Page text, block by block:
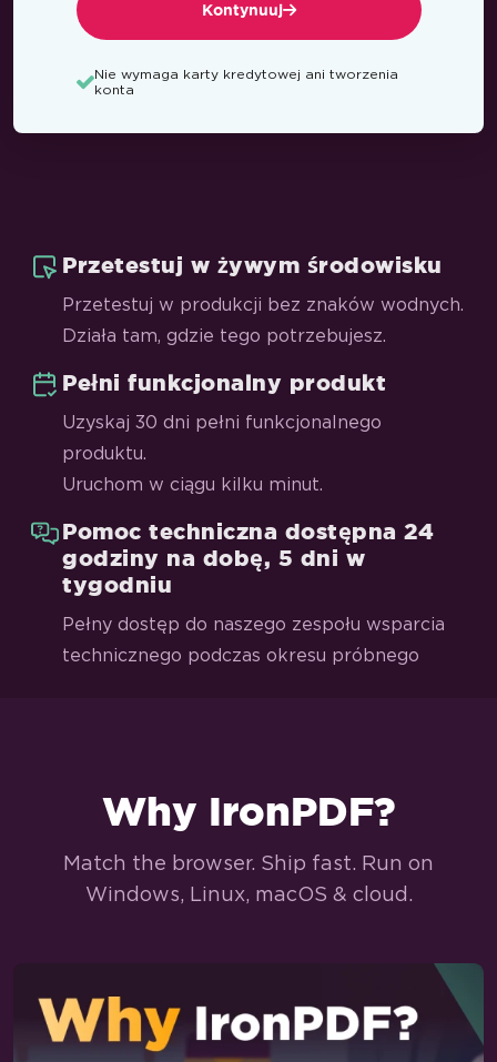
Kontynuuj
Nie wymaga karty kredytowej ani tworzenia
konta
Przetestuj w żywym środowisku
Przetestuj w produkcji bez znaków wodnych.
Działa tam, gdzie tego potrzebujesz.
Pełni funkcjonalny produkt
Uzyskaj 30 dni pełni funkcjonalnego
produktu.
Uruchom w ciągu kilku minut.
Pomoc techniczna dostępna 24
godziny na dobę, 5 dni w
tygodniu
Pełny dostęp do naszego zespołu wsparcia
technicznego podczas okresu próbnego
Why IronPDF?
Match the browser. Ship fast. Run on
Windows, Linux, macOS & cloud.